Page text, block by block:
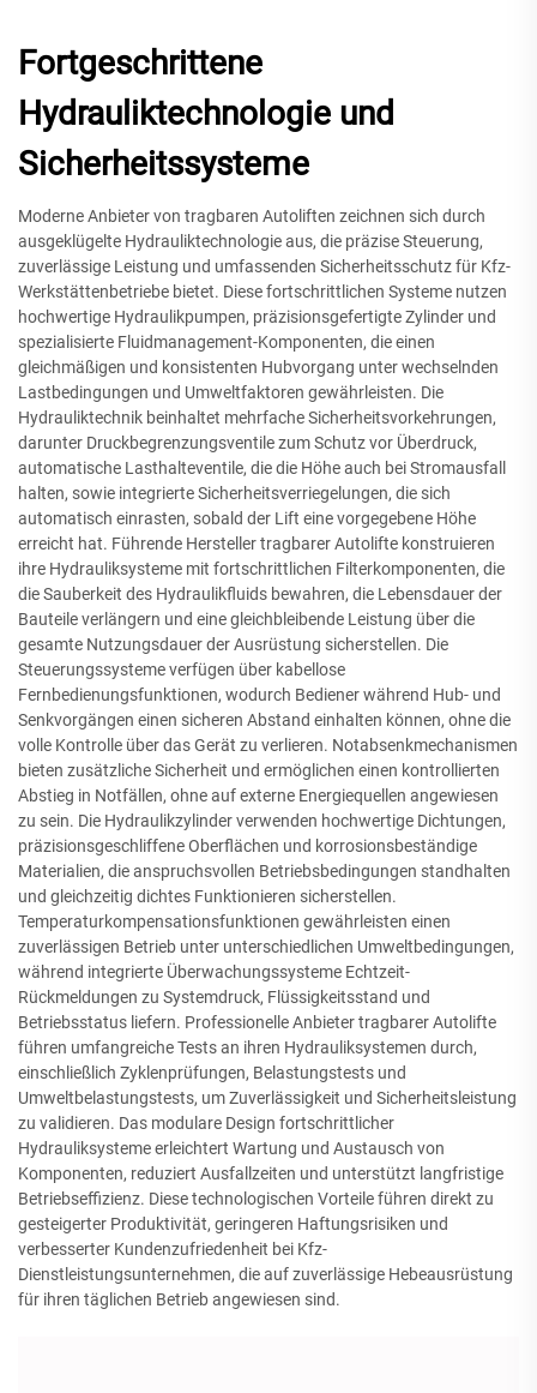
Fortgeschrittene
Hydrauliktechnologie und
Sicherheitssysteme
Moderne Anbieter von tragbaren Autoliften zeichnen sich durch
ausgeklügelte Hydrauliktechnologie aus, die präzise Steuerung,
zuverlässige Leistung und umfassenden Sicherheitsschutz für Kfz-
Werkstättenbetriebe bietet. Diese fortschrittlichen Systeme nutzen
hochwertige Hydraulikpumpen, präzisionsgefertigte Zylinder und
spezialisierte Fluidmanagement-Komponenten, die einen
gleichmäßigen und konsistenten Hubvorgang unter wechselnden
Lastbedingungen und Umweltfaktoren gewährleisten. Die
Hydrauliktechnik beinhaltet mehrfache Sicherheitsvorkehrungen,
darunter Druckbegrenzungsventile zum Schutz vor Überdruck,
automatische Lasthalteventile, die die Höhe auch bei Stromausfall
halten, sowie integrierte Sicherheitsverriegelungen, die sich
automatisch einrasten, sobald der Lift eine vorgegebene Höhe
erreicht hat. Führende Hersteller tragbarer Autolifte konstruieren
ihre Hydrauliksysteme mit fortschrittlichen Filterkomponenten, die
die Sauberkeit des Hydraulikfluids bewahren, die Lebensdauer der
Bauteile verlängern und eine gleichbleibende Leistung über die
gesamte Nutzungsdauer der Ausrüstung sicherstellen. Die
Steuerungssysteme verfügen über kabellose
Fernbedienungsfunktionen, wodurch Bediener während Hub- und
Senkvorgängen einen sicheren Abstand einhalten können, ohne die
volle Kontrolle über das Gerät zu verlieren. Notabsenkmechanismen
bieten zusätzliche Sicherheit und ermöglichen einen kontrollierten
Abstieg in Notfällen, ohne auf externe Energiequellen angewiesen
zu sein. Die Hydraulikzylinder verwenden hochwertige Dichtungen,
präzisionsgeschliffene Oberflächen und korrosionsbeständige
Materialien, die anspruchsvollen Betriebsbedingungen standhalten
und gleichzeitig dichtes Funktionieren sicherstellen.
Temperaturkompensationsfunktionen gewährleisten einen
zuverlässigen Betrieb unter unterschiedlichen Umweltbedingungen,
während integrierte Überwachungssysteme Echtzeit-
Rückmeldungen zu Systemdruck, Flüssigkeitsstand und
Betriebsstatus liefern. Professionelle Anbieter tragbarer Autolifte
führen umfangreiche Tests an ihren Hydrauliksystemen durch,
einschließlich Zyklenprüfungen, Belastungstests und
Umweltbelastungstests, um Zuverlässigkeit und Sicherheitsleistung
zu validieren. Das modulare Design fortschrittlicher
Hydrauliksysteme erleichtert Wartung und Austausch von
Komponenten, reduziert Ausfallzeiten und unterstützt langfristige
Betriebseffizienz. Diese technologischen Vorteile führen direkt zu
gesteigerter Produktivität, geringeren Haftungsrisiken und
verbesserter Kundenzufriedenheit bei Kfz-
Dienstleistungsunternehmen, die auf zuverlässige Hebeausrüstung
für ihren täglichen Betrieb angewiesen sind.